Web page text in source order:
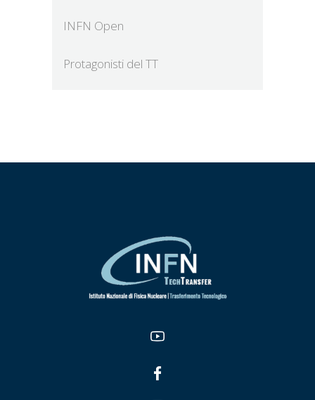
INFN Open
Protagonisti del TT